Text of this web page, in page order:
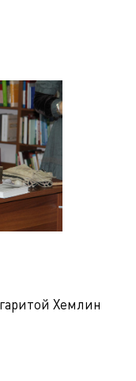
Хемлин